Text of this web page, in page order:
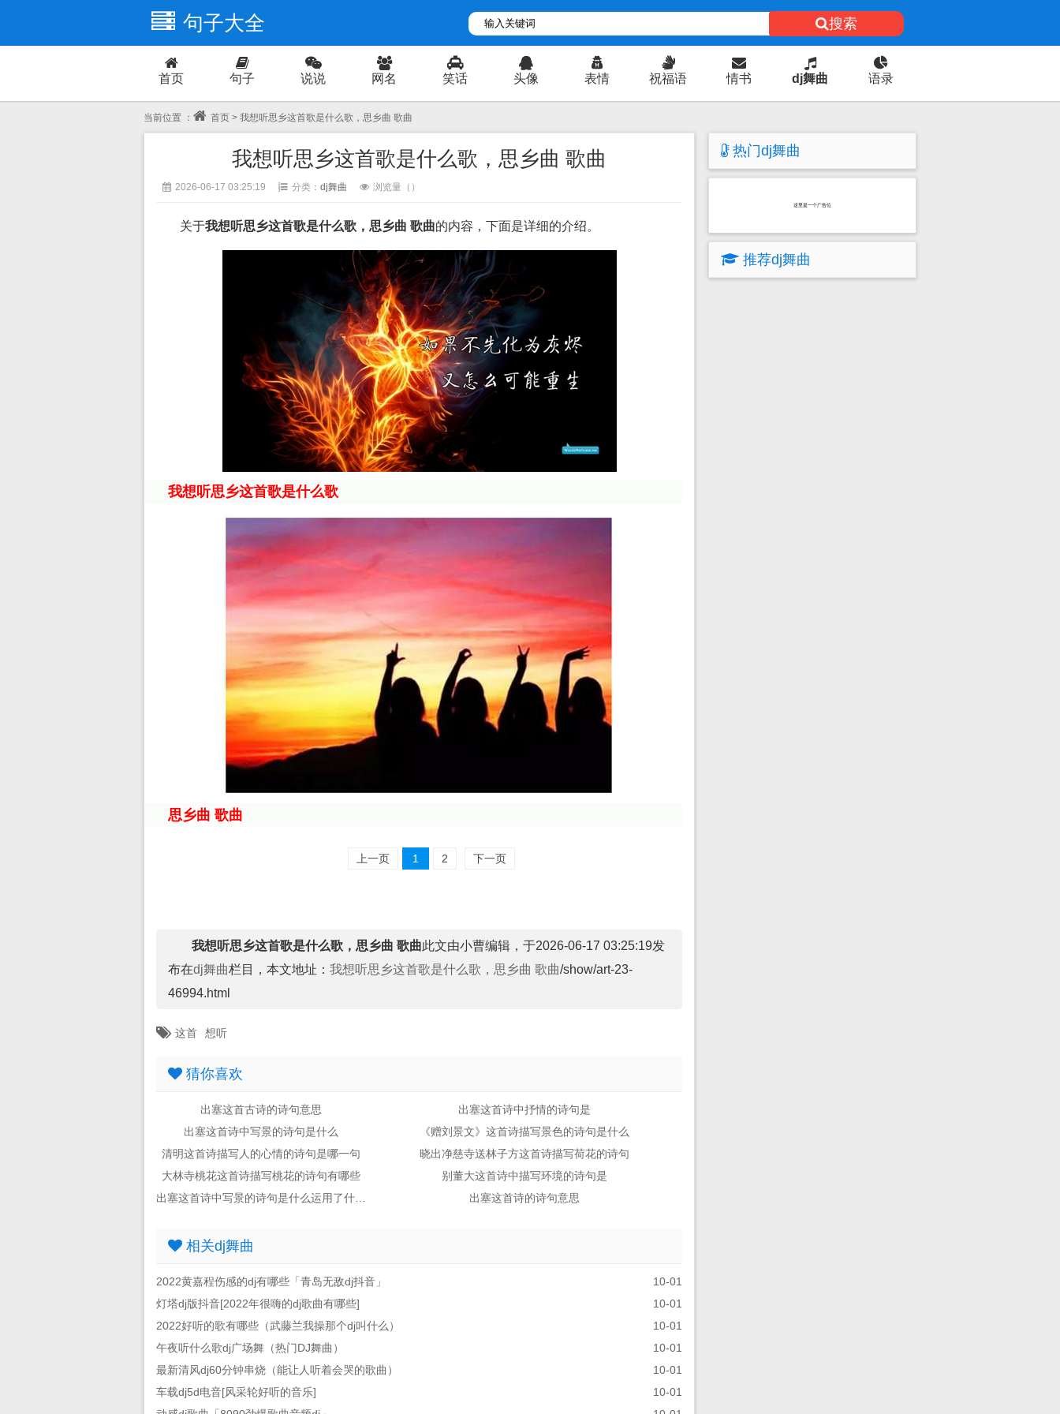
句子大全 搜索
首页 句子 说说 网名 笑话 头像 表情 祝福语 情书 dj舞曲 语录
爱情
当前位置 ： 首页 > 我想听思乡这首歌是什么歌，思乡曲 歌曲
我想听思乡这首歌是什么歌，思乡曲 歌曲
2026-06-17 03:25:19 分类： dj舞曲 浏览量（ ）
关于我想听思乡这首歌是什么歌，思乡曲 歌曲的内容，下面是详细的介绍。
我想听思乡这首歌是什么歌
思乡曲 歌曲
上一页 1 2 下一页
我想听思乡这首歌是什么歌，思乡曲 歌曲此文由小曹编辑，于2026-06-17 03:25:19发
布在dj舞曲栏目，本文地址： 我想听思乡这首歌是什么歌，思乡曲 歌曲/show/art-23-
46994.html
这首 想听
猜你喜欢
出塞这首古诗的诗句意思
出塞这首诗中抒情的诗句是
出塞这首诗中写景的诗句是什么
《赠刘景文》这首诗描写景色的诗句是什么
清明这首诗描写人的心情的诗句是哪一句
晓出净慈寺送林子方这首诗描写荷花的诗句
大林寺桃花这首诗描写桃花的诗句有哪些
别董大这首诗中描写环境的诗句是
出塞这首诗的诗句意思
相关dj舞曲
2022黄嘉程伤感的dj有哪些「青岛无敌dj抖音」
10-01
灯塔dj版抖音[2022年很嗨的dj歌曲有哪些]
10-01
2022好听的歌有哪些（武藤兰我操那个dj叫什么）
10-01
午夜听什么歌dj广场舞（热门DJ舞曲）
10-01
最新清风dj60分钟串烧（能让人听着会哭的歌曲）
10-01
车载dj5d电音[风采轮好听的音乐]
10-01
热门dj舞曲
这里是一个广告位
推荐dj舞曲